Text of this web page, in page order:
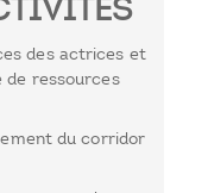
des actrices et
ressources
du corridor